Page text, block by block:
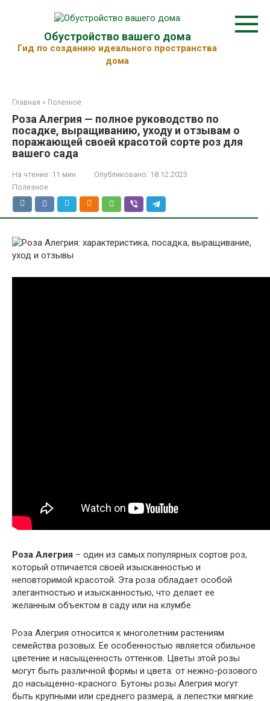
Обустройство вашего дома
Гид по созданию идеального пространства
дома
Главная » Полезное
Роза Алегрия — полное руководство по
посадке, выращиванию, уходу и отзывам о
поражающей своей красотой сорте роз для
вашего сада
На чтение: 11 мин Опубликовано: 18.12.2023
Полезное
Роза Алегрия – один из самых популярных сортов роз,
который отличается своей изысканностью и
неповторимой красотой. Эта роза обладает особой
элегантностью и изысканностью, что делает ее
желанным объектом в саду или на клумбе.
Роза Алегрия относится к многолетним растениям
семейства розовых. Ее особенностью является обильное
цветение и насыщенность оттенков. Цветы этой розы
могут быть различной формы и цвета: от нежно-розового
до насыщенно-красного. Бутоны розы Алегрия могут
быть крупными или среднего размера, а лепестки мягкие